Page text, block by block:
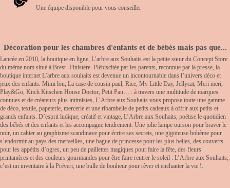
Une équipe disponible pour vous conseiller
Décoration pour les chambres d'enfants et de bébés mais pas que...
Lancée en 2010, la boutique en ligne, L’arbre aux Souhaits est la petite sœur du Concept Store
du même nom situé à Brest -Finistère. Plébiscitée par les parents, reconnue par la presse, la
boutique internet L’arbre aux souhaits est devenue un incontournable dans l’univers déco et
jeux des enfants. Mimi lou, La case de cousin paul, Rice, My Little Day, Jellycat, Meri meri,
Play&Go, Kitch Kitschen House Doctor, Petit Pan… : à travers une multitude de marques
connues et de créateurs plus intimistes, L’Arbre aux Souhaits vous propose toute une gamme
de déco, textile, papeterie, mercerie et une ribambelle de petits cadeaux à offrir aux petits et
grands enfants. D’esprit ludique, créatif et vintage, L’Arbre aux Souhaits, poétise le quotidien
des bébés et des enfants et les accompagne tendrement. Une jolie lampe ourson pour braver le
noir, un cahier au graphisme scandinave pour écrire ses secrets, une gigoteuse bohème pour
s’endormir au pays des merveilles, une bague de princesse pour les plus belles, des couverts
pour les appétits d’ogres, un peu de paillettes magiques pour faire la fête, des fleurs
printanières et des couleurs gourmandes pour être faire rentrer le soleil : L’Arbre aux Souhaits,
c’est un inventaire à la Prévert, une bulle de bonheur pour rêver et enchanter la vie !.